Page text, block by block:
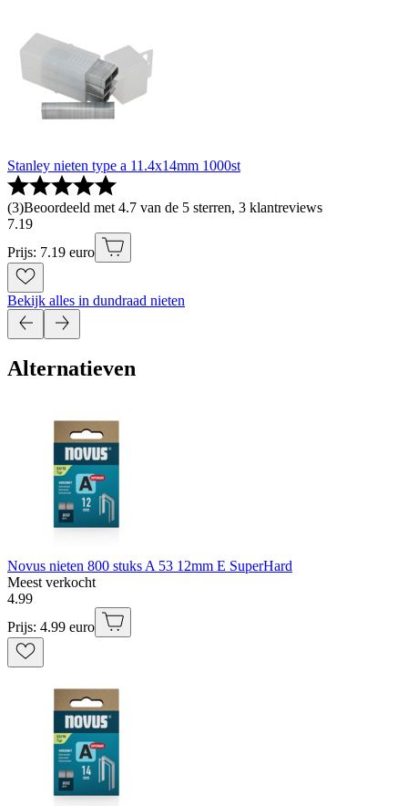
Stanley nieten type a 11.4x14mm 1000st
(3)Beoordeeld met 4.7 van de 5 sterren, 3 klantreviews
7.19
Prijs: 7.19 euro
Bekijk alles in dundraad nieten
Alternatieven
Novus nieten 800 stuks A 53 12mm E SuperHard
Meest verkocht
4.99
Prijs: 4.99 euro